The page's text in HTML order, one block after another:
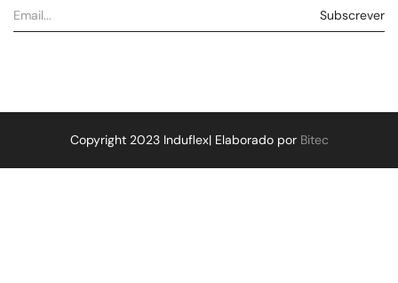
Copyright 2023 Induflex| Elaborado por Bitec